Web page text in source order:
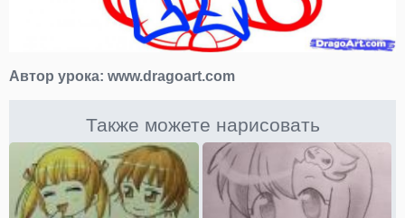
Автор урока: www.dragoart.com
Также можете нарисовать